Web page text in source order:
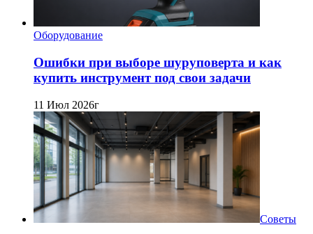
Оборудование
Ошибки при выборе шуруповерта и как
купить инструмент под свои задачи
11 Июл 2026г
Советы